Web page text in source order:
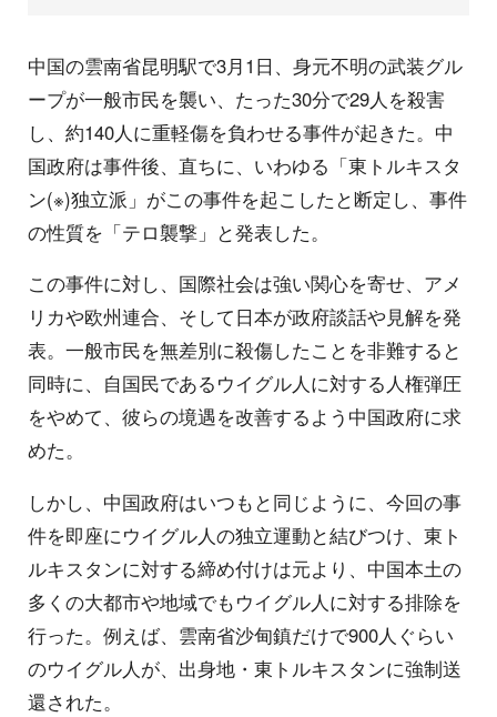
中国の雲南省昆明駅で3月1日、身元不明の武装グル
ープが一般市民を襲い、たった30分で29人を殺害
し、約140人に重軽傷を負わせる事件が起きた。中
国政府は事件後、直ちに、いわゆる「東トルキスタ
ン(※)独立派」がこの事件を起こしたと断定し、事件
の性質を「テロ襲撃」と発表した。
この事件に対し、国際社会は強い関心を寄せ、アメ
リカや欧州連合、そして日本が政府談話や見解を発
表。一般市民を無差別に殺傷したことを非難すると
同時に、自国民であるウイグル人に対する人権弾圧
をやめて、彼らの境遇を改善するよう中国政府に求
めた。
しかし、中国政府はいつもと同じように、今回の事
件を即座にウイグル人の独立運動と結びつけ、東ト
ルキスタンに対する締め付けは元より、中国本土の
多くの大都市や地域でもウイグル人に対する排除を
行った。例えば、雲南省沙甸鎮だけで900人ぐらい
のウイグル人が、出身地・東トルキスタンに強制送
還された。